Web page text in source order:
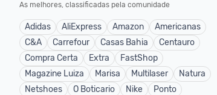
As melhores, classificadas pela comunidade
Adidas AliExpress Amazon
Americanas
C&A
Carrefour Casas Bahia
Centauro
Compra Certa
Extra
FastShop
Magazine Luiza
Marisa Multilaser
Natura
Netshoes
O Boticario Nike
Ponto